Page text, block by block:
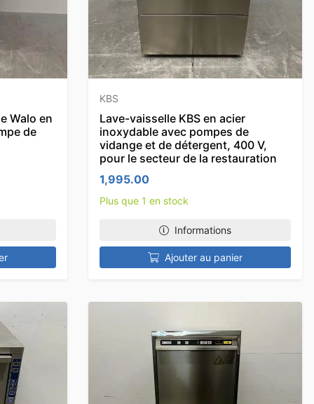
Walo en
de
KBS
Lave-vaisselle KBS en acier
inoxydable avec pompes de
vidange et de détergent, 400 V,
pour le secteur de la restauration
1,995.00
Plus que 1 en stock
Informations
Ajouter au panier